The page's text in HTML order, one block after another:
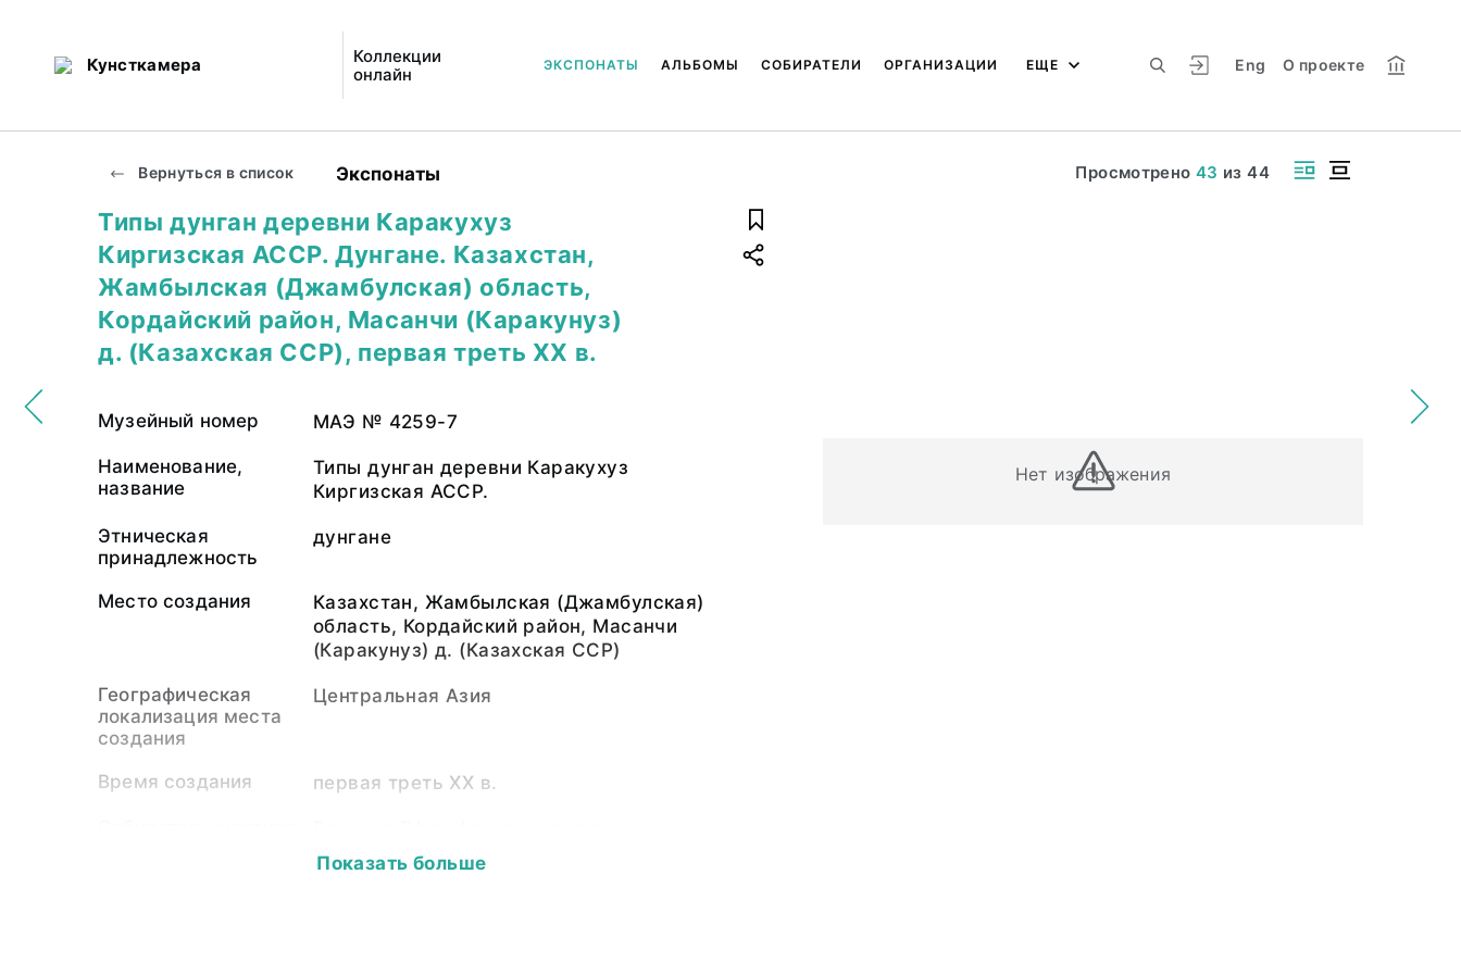
Кунсткамера
Коллекции
онлайн
Eng О проекте
ЭКСПОНАТЫ АЛЬБОМЫ СОБИРАТЕЛИ ОРГАНИЗАЦИИ ЕЩЕ
Вернуться в список Экспонаты Просмотрено 43 из44
Нет изображения
Типы дунган деревни Каракухуз
Киргизская АССР. Дунгане. Казахстан,
Жамбылская (Джамбулская) область,
Кордайский район, Масанчи (Каракунуз)
д. (Казахская ССР), первая треть ХХ в.
Музейный номер МАЭ № 4259-7
Наименование,
название
Типы дунган деревни Каракухуз
Киргизская АССР.
Этническая
принадлежность
дунгане
Место создания
Казахстан, Жамбылская (Джамбулская)
область, Кордайский район, Масанчи
(Каракунуз) д. (Казахская ССР)
Географическая
локализация места
создания
Центральная Азия
Время создания первая треть ХХ в.
Показать больше